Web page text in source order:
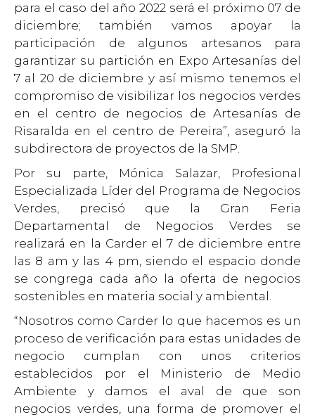
para el caso del año 2022 será el próximo 07 de
diciembre; también vamos apoyar la
participación de algunos artesanos para
garantizar su partición en Expo Artesanías del
7 al 20 de diciembre y así mismo tenemos el
compromiso de visibilizar los negocios verdes
en el centro de negocios de Artesanías de
Risaralda en el centro de Pereira”, aseguró la
subdirectora de proyectos de la SMP.
Por su parte, Mónica Salazar, Profesional
Especializada Líder del Programa de Negocios
Verdes, precisó que la Gran Feria
Departamental de Negocios Verdes se
realizará en la Carder el 7 de diciembre entre
las 8 am y las 4 pm, siendo el espacio donde
se congrega cada año la oferta de negocios
sostenibles en materia social y ambiental.
“Nosotros como Carder lo que hacemos es un
proceso de verificación para estas unidades de
negocio cumplan con unos criterios
establecidos por el Ministerio de Medio
Ambiente y damos el aval de que son
negocios verdes, una forma de promover el